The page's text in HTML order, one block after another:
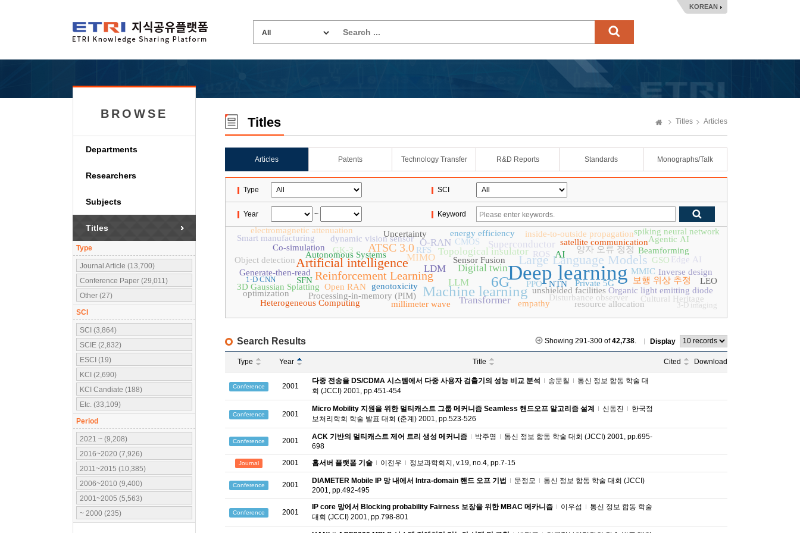
KOREAN
BROWSE
Departments
Researchers
Subjects
Titles
Type
Journal Article (13,700)
Conference Paper (29,011)
Other (27)
SCI
SCI (3,864)
SCIE (2,832)
ESCI (19)
KCI (2,690)
KCI Candiate (188)
Etc. (33,109)
Period
2021 ~ (9,208)
2016~2020 (7,926)
2011~2015 (10,385)
2006~2010 (9,400)
2001~2005 (5,563)
~ 2000 (235)
Titles Titles Articles
Articles Patents Technology Transfer R&D Reports Standards Monographs/Talk
Type SCI
Year ~ Keyword
Deep learning
6G
Machine learning
Large Language Models
Artificial intelligence
Reinforcement Learning
ATSC 3.0
MIMO
AI
Digital twin
LLM
Topological insulator
LDM
Transformer
O-RAN Superconductor
Sensor Fusion
unshielded facilities
양자 오류 정정
Disturbance observer
genotoxicity Private 5G
MMIC
RFS
satellite communication
보행 위상 추정
Open RAN
inside-to-outside propagation
Autonomous Systems Beamforming
spiking neural network
GK-3
Co-simulation
Organic light emitting diode
dynamic vision sensor
ROS
Uncertainty
Processing-in-memory (PIM)
resource allocation
Cultural Heritage
NTN
energy efficiency
PPO
CMOS
Heterogeneous Computing millimeter wave empathy
electromagnetic attenuation
SFN
3D Gaussian Splatting
Agentic AI
GSO
Generate-then-read
Inverse design
Smart manufacturing
Edge AI
LEO
optimization
Object detection
3-D imaging
1-D CNN
Search Results Showing 291-300 of42,738. Display
Type Year Title Cited Download
Conference 2001
다중 전송율 DS/CDMA 시스템에서 다중 사용자 검출기의 성능 비교 분석 송문칠
통신 정보 합동 학술 대
회 (JCCI) 2001, pp.451-454
Conference 2001
Micro Mobility 지원을 위한 멀티캐스트 그룹 메커니즘 Seamless 핸드오프 알고리즘 설계 신동진
한국정
보처리학회 학술 발표 대회 (춘계) 2001, pp.523-526
Conference 2001 ACK 기반의 멀티캐스트 제어 트리 생성 메커니즘 박주영
통신 정보 합동 학술 대회 (JCCI) 2001, pp.695-
698
Journal 2001 홈서버 플랫폼 기술 이전우 정보과학회지, v.19, no.4, pp.7-15
Conference 2001 DIAMETER Mobile IP 망 내에서 Intra-domain 핸드 오프 기법 문정모
통신 정보 합동 학술 대회 (JCCI)
2001, pp.492-495
Conference 2001
IP core 망에서 Blocking probability Fairness 보장을 위한 MBAC 메카니즘 이우섭
통신 정보 합동 학술
대회 (JCCI) 2001, pp.798-801